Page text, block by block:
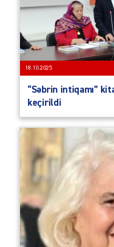
18.10.2025
“Səbrin intiqamı”
keçirildi